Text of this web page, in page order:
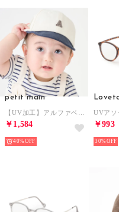
petit main
￥1,584
40%
￥993
30%